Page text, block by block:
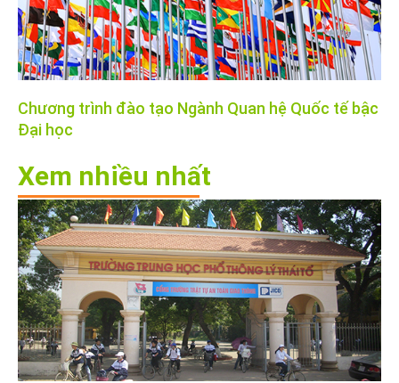
Chương trình đào tạo Ngành Quan hệ Quốc tế bậc
Đại học
Xem nhiều nhất